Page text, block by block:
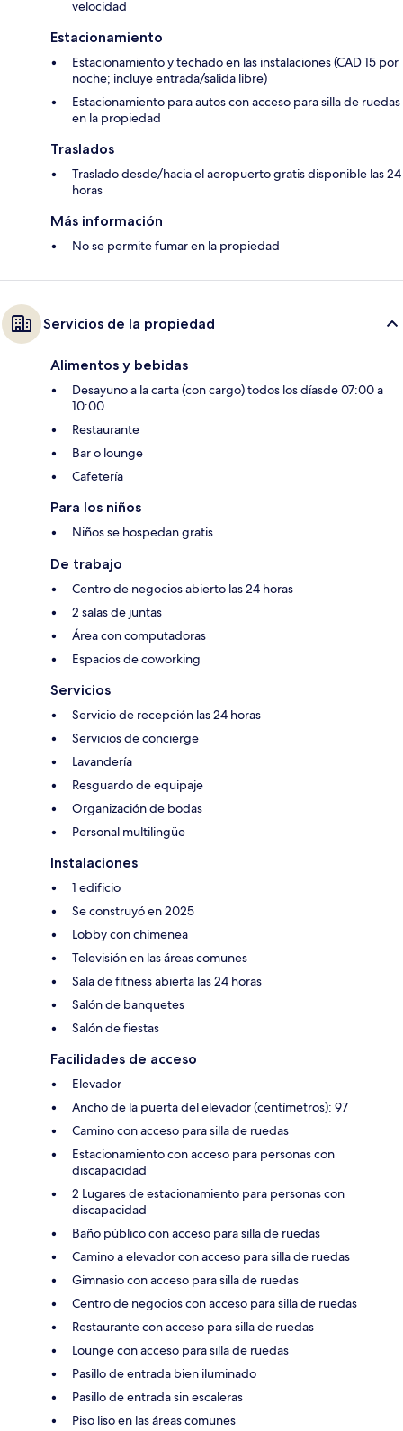
velocidad
Estacionamiento
Estacionamiento y techado en las instalaciones (CAD 15 por
noche; incluye entrada/salida libre)
Estacionamiento para autos con acceso para silla de ruedas
en la propiedad
Traslados
Traslado desde/hacia el aeropuerto gratis disponible las 24
horas
Más información
No se permite fumar en la propiedad
Servicios de la propiedad
Alimentos y bebidas
Desayuno a la carta (con cargo) todos los díasde 07:00 a
10:00
Restaurante
Bar o lounge
Cafetería
Para los niños
Niños se hospedan gratis
De trabajo
Centro de negocios abierto las 24 horas
2 salas de juntas
Área con computadoras
Espacios de coworking
Servicios
Servicio de recepción las 24 horas
Servicios de concierge
Lavandería
Resguardo de equipaje
Organización de bodas
Personal multilingüe
Instalaciones
1 edificio
Se construyó en 2025
Lobby con chimenea
Televisión en las áreas comunes
Sala de fitness abierta las 24 horas
Salón de banquetes
Salón de fiestas
Facilidades de acceso
Elevador
Ancho de la puerta del elevador (centímetros): 97
Camino con acceso para silla de ruedas
Estacionamiento con acceso para personas con
discapacidad
2 Lugares de estacionamiento para personas con
discapacidad
Baño público con acceso para silla de ruedas
Camino a elevador con acceso para silla de ruedas
Gimnasio con acceso para silla de ruedas
Centro de negocios con acceso para silla de ruedas
Restaurante con acceso para silla de ruedas
Lounge con acceso para silla de ruedas
Pasillo de entrada bien iluminado
Pasillo de entrada sin escaleras
Piso liso en las áreas comunes